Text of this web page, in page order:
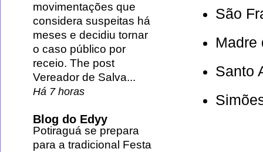
São
Madre
Santo
movimentações que
considera suspeitas há
meses e decidiu tornar
o caso público por
receio. The post
Vereador de Salva...
Há 7 horas
Blog do Edyy
Potiraguá se prepara
para a tradicional Festa